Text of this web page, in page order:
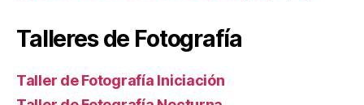
Talleres de Fotografía
Taller de Fotografía Iniciación